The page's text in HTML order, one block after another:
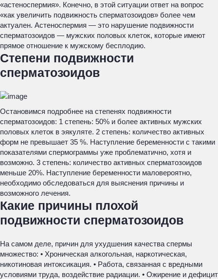
«астеноспермия». Конечно, в этой ситуации ответ на вопрос
«как увеличить подвижность сперматозоидов» более чем
актуален. Астеноспермия — это нарушение подвижности
сперматозоидов — мужских половых клеток, которые имеют
прямое отношение к мужскому бесплодию.
Степени подвижности
сперматозоидов
Остановимся подробнее на степенях подвижности
сперматозоидов: 1 степень: 50% и более активных мужских
половых клеток в эякуляте. 2 степень: количество активных
форм не превышает 35 %. Наступление беременности с такими
показателями спермограммы уже проблематично, хотя и
возможно. 3 степень: количество активных сперматозоидов
меньше 20%. Наступление беременности маловероятно,
необходимо обследоваться для выяснения причины и
возможного лечения.
Какие причины плохой
подвижности сперматозоидов
На самом деле, причин для ухудшения качества спермы
множество: • Хроническая алкогольная, наркотическая,
никотиновая интоксикация. • Работа, связанная с вредными
условиями труда, воздействие радиации. • Ожирение и дефицит